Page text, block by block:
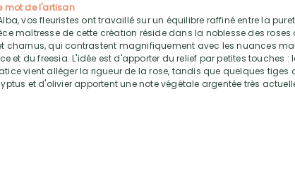
mot de l'artisan
vos fleuristes ont travaillé sur un équilibre raffiné entre la
maîtresse de cette création réside dans la noblesse des roses
charnus, qui contrastent magnifiquement avec les nuances
et du freesia. L'idée est d'apporter du relief par petites touches :
vient alléger la rigueur de la rose, tandis que quelques tiges
et d'olivier apportent une note végétale argentée très